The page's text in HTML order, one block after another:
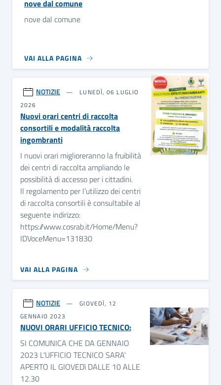
nove dal comune
nove dal comune
VAI ALLA PAGINA
NOTIZIE
LUNEDÌ, 06 LUGLIO
2026
Nuovi orari centri di raccolta
consortili e modalità raccolta
ingombranti
I nuovi orari miglioreranno la fruibilità
dei centri di raccolta ampliando le
possibilità di accesso per i cittadini.
Il regolamento per l’utilizzo dei centri
di raccolta consortili è consultabile al
seguente indirizzo:
https://www.cosrab.it/Home/Menu?
IDVoceMenu=131830
VAI ALLA PAGINA
NOTIZIE
GIOVEDÌ, 12
GENNAIO 2023
NUOVI ORARI UFFICIO TECNICO:
SI COMUNICA CHE DA GENNAIO
2023 L'UFFICIO TECNICO SARA'
APERTO IL GIOVEDì DALLE 10 ALLE
12.30